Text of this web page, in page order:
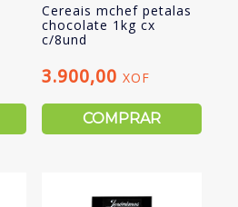
Cereais mchef petalas
chocolate 1kg cx
c/8und
3.900,00XOF
COMPRAR